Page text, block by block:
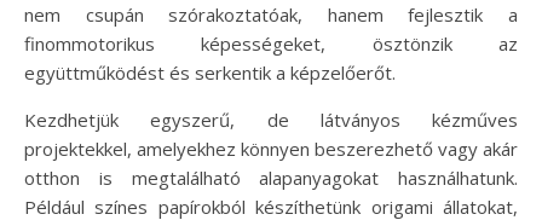
nem csupán szórakoztatóak, hanem fejlesztik a
finommotorikus képességeket, ösztönzik az
együttműködést és serkentik a képzelőerőt.
Kezdhetjük egyszerű, de látványos kézműves
projektekkel, amelyekhez könnyen beszerezhető vagy akár
otthon is megtalálható alapanyagokat használhatunk.
Például színes papírokból készíthetünk origami állatokat,